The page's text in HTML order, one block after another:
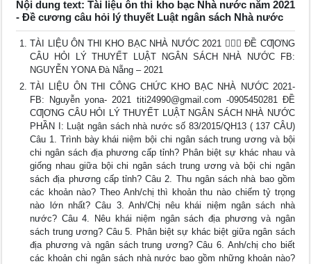
Nội dung text: Tài liệu ôn thi kho bạc Nhà nước năm 2021
- Đề cương câu hỏi lý thuyết Luật ngân sách Nhà nước
TÀI LIỆU ÔN THI KHO BẠC NHÀ NƯỚC 2021  ĐỀ CƢƠNG
CÂU HỎI LÝ THUYẾT LUẬT NGÂN SÁCH NHÀ NƯỚC FB:
NGUYỄN YONA Đà Nẵng – 2021
TÀI LIỆU ÔN THI CÔNG CHỨC KHO BẠC NHÀ NƯỚC 2021-
FB: Nguyễn yona- 2021 titi24990@gmail.com -0905450281 ĐỀ
CƢƠNG CÂU HỎI LÝ THUYẾT LUẬT NGÂN SÁCH NHÀ NƯỚC
PHẦN I: Luật ngân sách nhà nước số 83/2015/QH13 ( 137 CÂU)
Câu 1. Trình bày khái niệm bội chi ngân sách trung ương và bội
chi ngân sách địa phương cấp tỉnh? Phân biệt sự khác nhau và
giống nhau giữa bội chi ngân sách trung ương và bội chi ngân
sách địa phương cấp tỉnh? Câu 2. Thu ngân sách nhà bao gồm
các khoản nào? Theo Anh/chị thì khoản thu nào chiếm tỷ trọng
nào lớn nhất? Câu 3. Anh/Chị nêu khái niệm ngân sách nhà
nước? Câu 4. Nêu khái niệm ngân sách địa phương và ngân
sách trung ương? Câu 5. Phân biệt sự khác biệt giữa ngân sách
địa phương và ngân sách trung ương? Câu 6. Anh/chị cho biết
các khoản chi ngân sách nhà nước bao gồm những khoản nào?